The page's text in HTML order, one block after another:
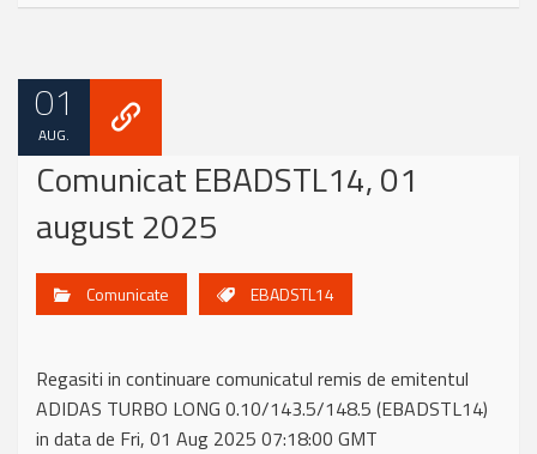
01
AUG.
Comunicat EBADSTL14, 01
august 2025
Comunicate EBADSTL14
Regasiti in continuare comunicatul remis de emitentul
ADIDAS TURBO LONG 0.10/143.5/148.5 (EBADSTL14)
in data de Fri, 01 Aug 2025 07:18:00 GMT